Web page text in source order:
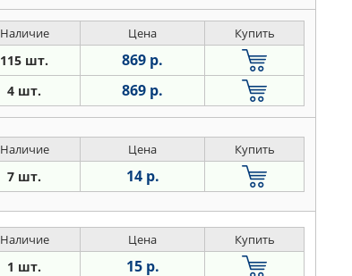
Наличие Цена Купить
115 шт. 869 р.
4 шт. 869 р.
Наличие Цена Купить
7 шт. 14 р.
Наличие Цена Купить
1 шт. 15 р.